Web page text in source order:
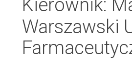
Kierownik:
Warszawski